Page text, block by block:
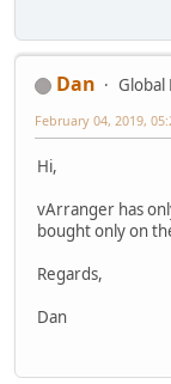
Dan
February 04, 2019,
Hi,
vArranger has
bought only on
Regards,
Dan